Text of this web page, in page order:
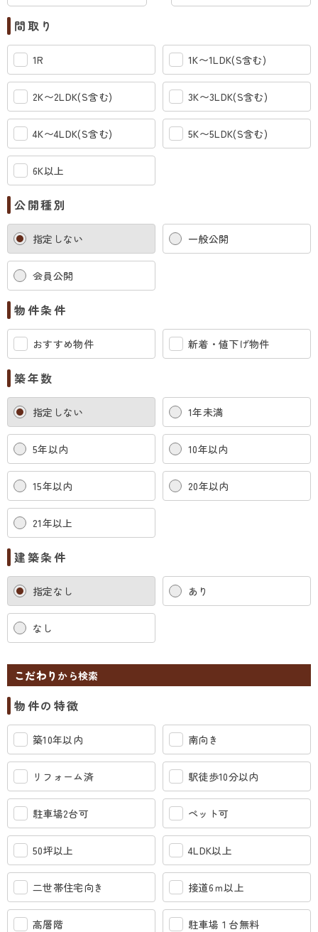
間取り
1R 1K〜1LDK(S含む)
2K〜2LDK(S含む) 3K〜3LDK(S含む)
4K〜4LDK(S含む) 5K〜5LDK(S含む)
6K以上
公開種別
指定しない 一般公開
会員公開
物件条件
おすすめ物件 新着・値下げ物件
築年数
指定しない 1年未満
5年以内 10年以内
15年以内 20年以内
21年以上
建築条件
指定なし あり
なし
こだわり から検索
物件の特徴
築10年以内 南向き
リフォーム済 駅徒歩10分以内
駐車場2台可 ペット可
50坪以上 4LDK以上
二世帯住宅向き 接道6ｍ以上
高層階 駐車場１台無料